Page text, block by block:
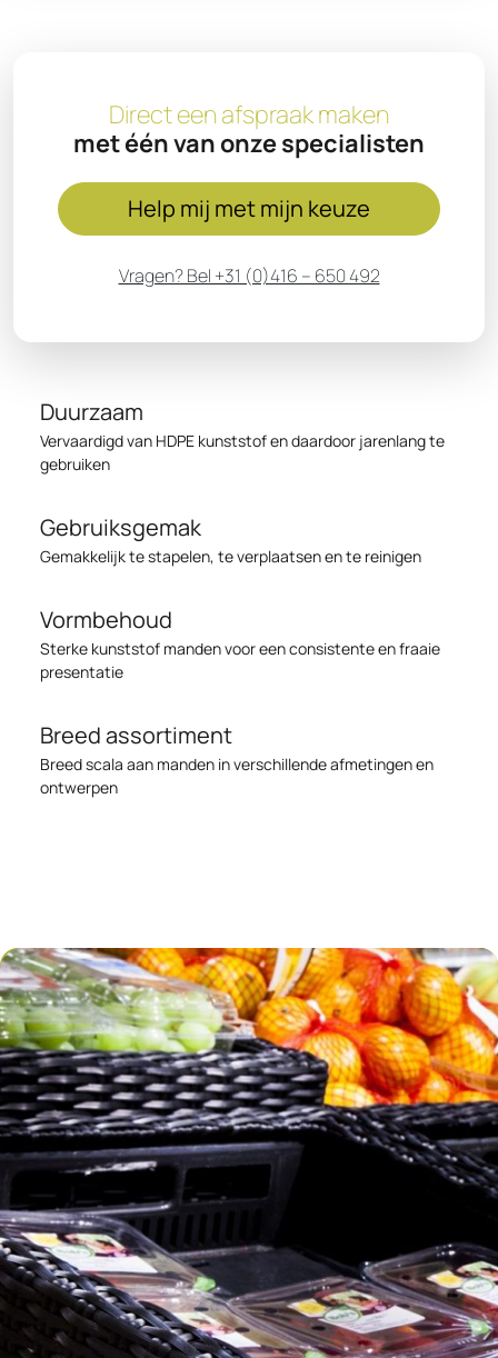
Direct een afspraak maken
met één van onze specialisten
Help mij met mijn keuze
Vragen? Bel +31 (0)416 – 650 492
Duurzaam
Vervaardigd van HDPE kunststof en daardoor jarenlang te
gebruiken
Gebruiksgemak
Gemakkelijk te stapelen, te verplaatsen en te reinigen
Vormbehoud
Sterke kunststof manden voor een consistente en fraaie
presentatie
Breed assortiment
Breed scala aan manden in verschillende afmetingen en
ontwerpen